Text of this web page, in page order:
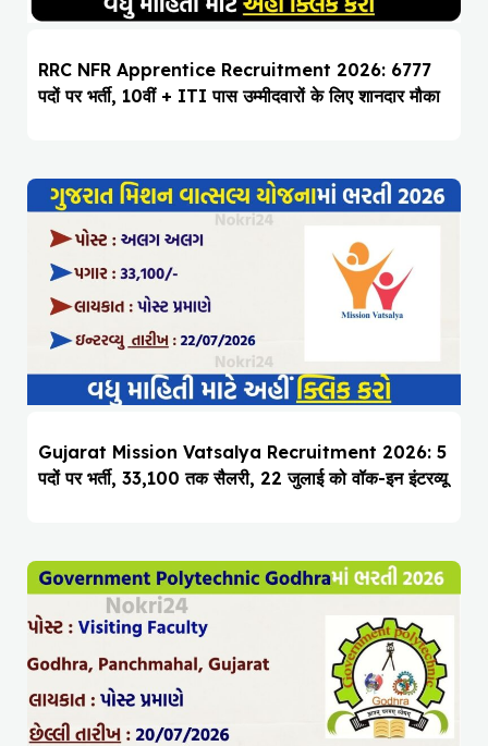
RRC NFR Apprentice Recruitment 2026: 6777
पदों पर भर्ती, 10वीं + ITI पास उम्मीदवारों के लिए शानदार मौका
Gujarat Mission Vatsalya Recruitment 2026: 5
पदों पर भर्ती, ₹33,100 तक सैलरी, 22 जुलाई को वॉक-इन इंटरव्यू